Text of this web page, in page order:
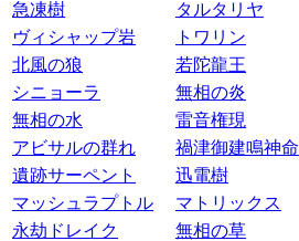
急凍樹
タルタリヤ
ヴィシャップ岩
トワリン
北風の狼
若陀龍王
シニョーラ
無相の炎
無相の水
雷音権現
アビサルの群れ
禍津御建鳴神命
遺跡サーペント
迅電樹
マッシュラプトル
マトリックス
永劫ドレイク
無相の草